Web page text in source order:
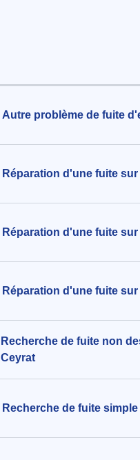
Autre problème de fuite
Réparation d'une fuite
Réparation d'une fuite
Réparation d'une fuite
Recherche de fuite non
Ceyrat
Recherche de fuite